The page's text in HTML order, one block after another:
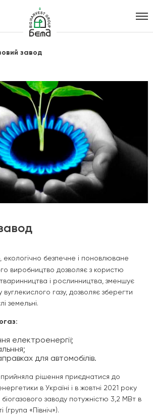
Group
завод
безпечне і поновлюване
виробництво дозволяє з користю
тваринництва і рослинництва, зменшує
газу, дозволяє зберегти
земельні.
електроенергії;
для автомобілів.
рішення приєднатися до
в Україні і в жовтні 2021 року
заводу потужністю 3,2 МВт в
(група «Північ»).